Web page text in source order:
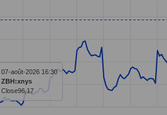
chart with 293 data points.
The chart has 1 X axis displaying
The chart has 1 Y axis displaying
07-août-2026 16:30
ZBH:xnys
Close96,17